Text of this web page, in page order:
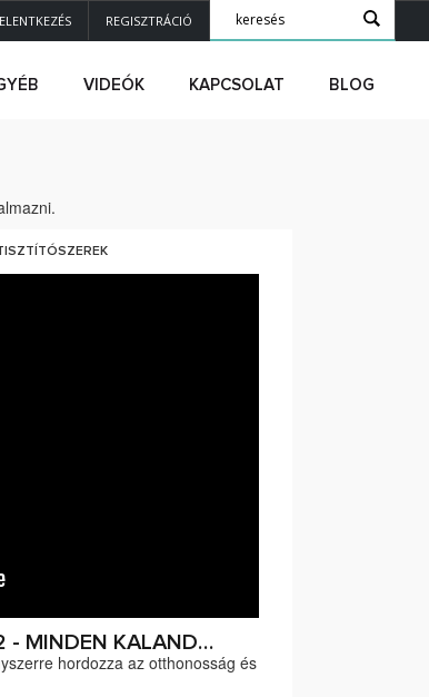
REGISZTRÁCIÓ
VIDEÓK KAPCSOLAT BLOG
- MINDEN KALAND…
hordozza az otthonosság és